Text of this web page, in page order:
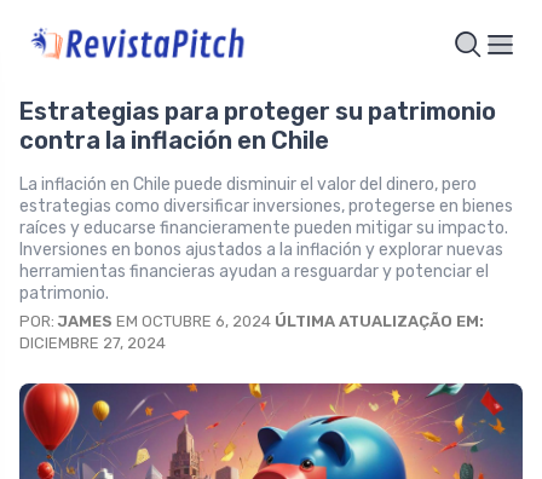
Estrategias para proteger su patrimonio
contra la inflación en Chile
La inflación en Chile puede disminuir el valor del dinero, pero
estrategias como diversificar inversiones, protegerse en bienes
raíces y educarse financieramente pueden mitigar su impacto.
Inversiones en bonos ajustados a la inflación y explorar nuevas
herramientas financieras ayudan a resguardar y potenciar el
patrimonio.
POR:JAMES EM OCTUBRE 6, 2024 ÚLTIMA ATUALIZAÇÃO EM:
DICIEMBRE 27, 2024